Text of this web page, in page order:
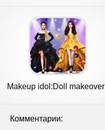
Makeup idol:Doll makeover
Комментарии: